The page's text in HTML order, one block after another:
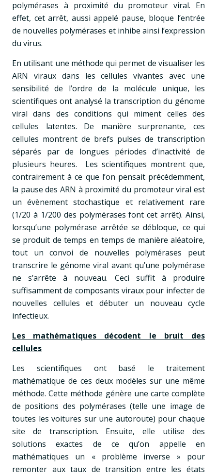
polymérases à proximité du promoteur viral. En
effet, cet arrêt, aussi appelé pause, bloque l’entrée
de nouvelles polymérases et inhibe ainsi l’expression
du virus.
En utilisant une méthode qui permet de visualiser les
ARN viraux dans les cellules vivantes avec une
sensibilité de l’ordre de la molécule unique, les
scientifiques ont analysé la transcription du génome
viral dans des conditions qui miment celles des
cellules latentes. De manière surprenante, ces
cellules montrent de brefs pulses de transcription
séparés par de longues périodes d’inactivité de
plusieurs heures. Les scientifiques montrent que,
contrairement à ce que l’on pensait précédemment,
la pause des ARN à proximité du promoteur viral est
un évènement stochastique et relativement rare
(1/20 à 1/200 des polymérases font cet arrêt). Ainsi,
lorsqu’une polymérase arrêtée se débloque, ce qui
se produit de temps en temps de manière aléatoire,
tout un convoi de nouvelles polymérases peut
transcrire le génome viral avant qu’une polymérase
ne s’arrête à nouveau. Ceci suffit à produire
suffisamment de composants viraux pour infecter de
nouvelles cellules et débuter un nouveau cycle
infectieux.
Les mathématiques décodent le bruit des
cellules
Les scientifiques ont basé le traitement
mathématique de ces deux modèles sur une même
méthode. Cette méthode génère une carte complète
de positions des polymérases (telle une image de
toutes les voitures sur une autoroute) pour chaque
site de transcription. Ensuite, elle utilise des
solutions exactes de ce qu’on appelle en
mathématiques un « problème inverse » pour
remonter aux taux de transition entre les états